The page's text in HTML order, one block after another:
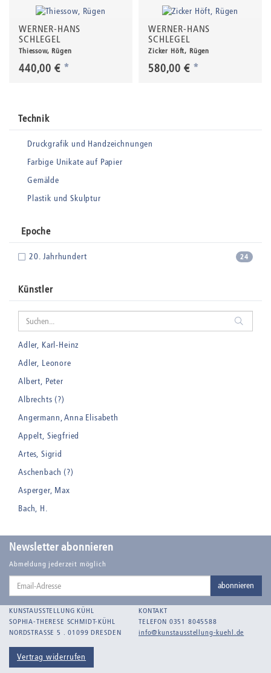
WERNER-HANS
SCHLEGEL
Thiessow, Rügen
440,00 € *
WERNER-HANS
SCHLEGEL
Zicker Höft, Rügen
580,00 € *
Technik
Druckgrafik und Handzeichnungen
Farbige Unikate auf Papier
Gemälde
Plastik und Skulptur
Epoche
24
20. Jahrhundert
Künstler
Adler, Karl-Heinz
Adler, Leonore
Albert, Peter
Albrechts (?)
Angermann, Anna Elisabeth
Appelt, Siegfried
Artes, Sigrid
Aschenbach (?)
Asperger, Max
Bach, H.
Balden, Theo , eigentlich Otto Koehler
Balden-Wolff, Annemarie
Bankroth, Bernd
Bankroth, Ursula
Barth, Arthur Julius
Bartnig, Horst
Bartzsch, Paul Kurt
Newsletter abonnieren
Abmeldung jederzeit möglich
Email-
abonnieren
KUNSTAUSSTELLUNG KÜHL
SOPHIA-THERESE SCHMIDT-KÜHL
NORDSTRASSE 5 . 01099 DRESDEN
Vertrag widerrufen
KONTAKT
TELEFON 0351 8045588
info@kunstausstellung-kuehl.de